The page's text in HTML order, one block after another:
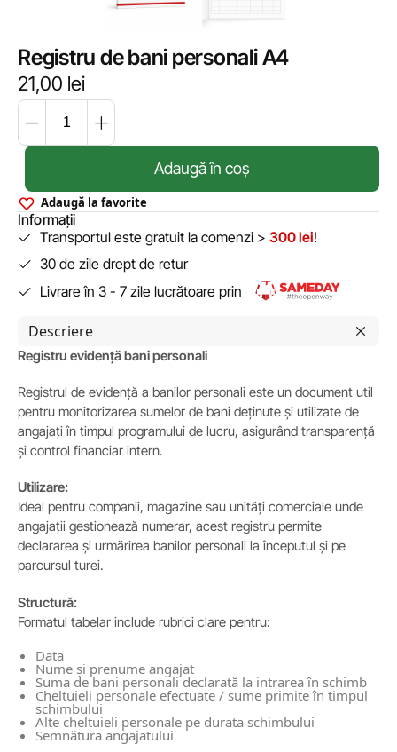
Registru de bani personali A4
21,00 lei
Adaugă în coș
Adaugă la favorite
Informații
Transportul este gratuit la comenzi > 300 lei!
30 de zile drept de retur
Livrare în 3 - 7 zile lucrătoare prin
Descriere
Registru evidență bani personali
Registrul de evidență a banilor personali este un document util
pentru monitorizarea sumelor de bani deținute și utilizate de
angajați în timpul programului de lucru, asigurând transparență
și control financiar intern.
Utilizare:
Ideal pentru companii, magazine sau unități comerciale unde
angajații gestionează numerar, acest registru permite
declararea și urmărirea banilor personali la începutul și pe
parcursul turei.
Structură:
Formatul tabelar include rubrici clare pentru:
Data
Nume și prenume angajat
Suma de bani personali declarată la intrarea în schimb
Cheltuieli personale efectuate / sume primite în timpul
schimbului
Alte cheltuieli personale pe durata schimbului
Semnătura angajatului